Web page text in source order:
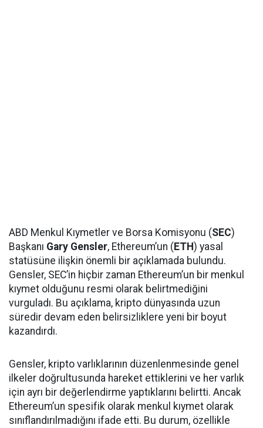
ABD Menkul Kıymetler ve Borsa Komisyonu (SEC)
Başkanı Gary Gensler, Ethereum’un ( ETH ) yasal
statüsüne ilişkin önemli bir açıklamada bulundu.
Gensler, SEC’in hiçbir zaman Ethereum’un bir menkul
kıymet olduğunu resmi olarak belirtmediğini
vurguladı. Bu açıklama, kripto dünyasında uzun
süredir devam eden belirsizliklere yeni bir boyut
kazandırdı.
Gensler, kripto varlıklarının düzenlenmesinde genel
ilkeler doğrultusunda hareket ettiklerini ve her varlık
için ayrı bir değerlendirme yaptıklarını belirtti. Ancak
Ethereum’un spesifik olarak menkul kıymet olarak
sınıflandırılmadığını ifade etti. Bu durum, özellikle